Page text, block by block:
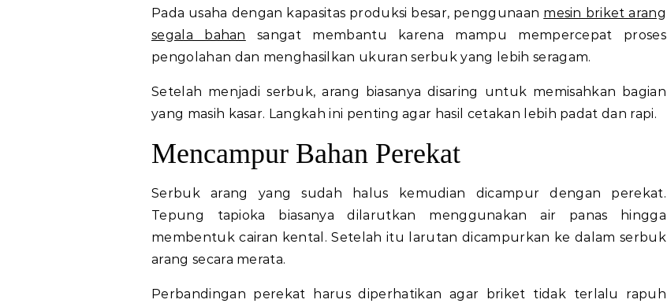
Pada usaha dengan kapasitas produksi besar, penggunaan mesin briket arang
segala bahan sangat membantu karena mampu mempercepat proses
pengolahan dan menghasilkan ukuran serbuk yang lebih seragam.
Setelah menjadi serbuk, arang biasanya disaring untuk memisahkan bagian
yang masih kasar. Langkah ini penting agar hasil cetakan lebih padat dan rapi.
Mencampur Bahan Perekat
Serbuk arang yang sudah halus kemudian dicampur dengan perekat.
Tepung tapioka biasanya dilarutkan menggunakan air panas hingga
membentuk cairan kental. Setelah itu larutan dicampurkan ke dalam serbuk
arang secara merata.
Perbandingan perekat harus diperhatikan agar briket tidak terlalu rapuh